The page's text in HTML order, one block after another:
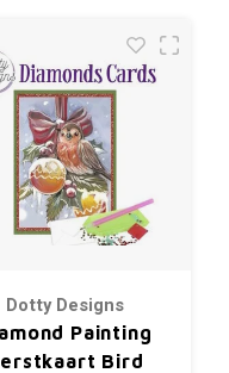
Dotty Designs
Painting
Bird